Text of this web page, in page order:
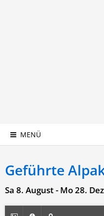
MENÜ
Geführte
Sa 8. August - Mo 28.